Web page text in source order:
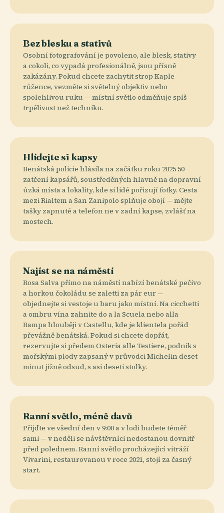
Bez blesku a stativů
Osobní fotografování je povoleno, ale blesk, stativy
a cokoli, co vypadá profesionálně, jsou přísně
zakázány. Pokud chcete zachytit strop Kaple
růžence, vezměte si světelný objektiv nebo
spolehlivou ruku — místní světlo odměňuje spíš
trpělivost než techniku.
Hlídejte si kapsy
Benátská policie hlásila na začátku roku 2025 50
zatčení kapsářů, soustředěných hlavně na dopravní
úzká místa a lokality, kde si lidé pořizují fotky. Cesta
mezi Rialtem a San Zanipolo splňuje obojí — mějte
tašky zapnuté a telefon ne v zadní kapse, zvlášť na
mostech.
Najíst se na náměstí
Rosa Salva přímo na náměstí nabízí benátské pečivo
a horkou čokoládu se zaletti za pár eur —
objednejte si vestoje u baru jako místní. Na cicchetti
a ombru vína zahnite do a la Scuela nebo alla
Rampa hlouběji v Castellu, kde je klientela pořád
převážně benátská. Pokud si chcete dopřát,
rezervujte si předem Osteria alle Testiere, podnik s
mořskými plody zapsaný v průvodci Michelin deset
minut jižně odsud, s asi deseti stolky.
Ranní světlo, méně davů
Přijďte ve všední den v 9:00 a v lodi budete téměř
sami — v neděli se návštěvníci nedostanou dovnitř
před polednem. Ranní světlo procházející vitráží
Vivarini, restaurovanou v roce 2021, stojí za časný
start.